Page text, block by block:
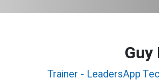
Guy
Trainer - LeadersApp